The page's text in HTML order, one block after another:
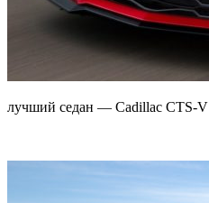
лучший седан — Cadillac CTS-V